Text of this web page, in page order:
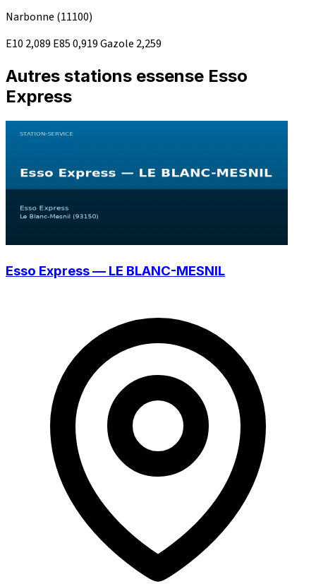
Narbonne (11100)
E10 2,089 E850,919Gazole 2,259
Autres stations essense Esso
Express
Esso Express — LE BLANC-MESNIL